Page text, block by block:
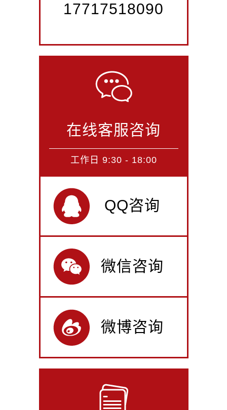
17717518090
在线客服咨询
工作日 9:30 - 18:00
QQ咨询
微信咨询
微博咨询